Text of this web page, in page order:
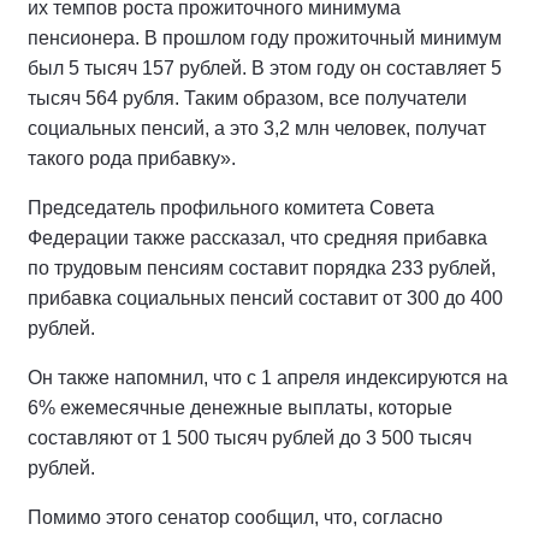
их темпов роста прожиточного минимума
пенсионера. В прошлом году прожиточный минимум
был 5 тысяч 157 рублей. В этом году он составляет 5
тысяч 564 рубля. Таким образом, все получатели
социальных пенсий, а это 3,2 млн человек, получат
такого рода прибавку».
Председатель профильного комитета Совета
Федерации также рассказал, что средняя прибавка
по трудовым пенсиям составит порядка 233 рублей,
прибавка социальных пенсий составит от 300 до 400
рублей.
Он также напомнил, что с 1 апреля индексируются на
6% ежемесячные денежные выплаты, которые
составляют от 1 500 тысяч рублей до 3 500 тысяч
рублей.
Помимо этого сенатор сообщил, что, согласно